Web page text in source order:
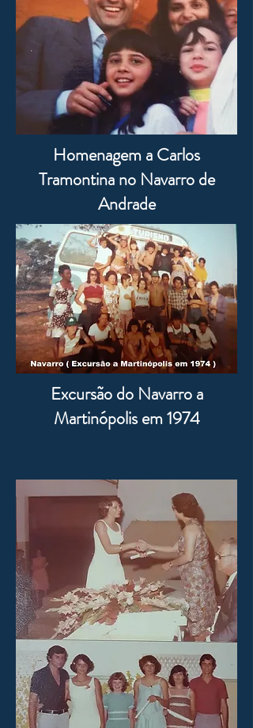
Homenagem a Carlos
Tramontina no Navarro de
Andrade
Excursão do Navarro a
Martinópolis em 1974